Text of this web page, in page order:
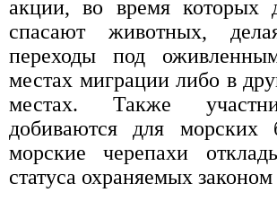
акции, во время которых
спасают животных,
переходы под
местах миграции либо в
местах. Также
добиваются для морских
морские черепахи
статуса охраняемых